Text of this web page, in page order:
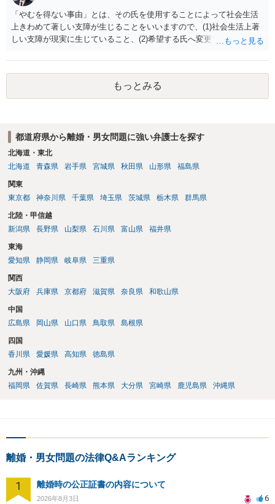
「やむを得ない事由」とは、その氏を使用することによって社会生活
上きわめて著しい支障が生じることをいいますので、(1)社会生活上著
しい支障が現実に生じていること、(2)希望する氏へ変更できればその
できるかどうかがポイントです。 記録中に現れた一切の事情が判断対
象ですので、上記(1)と(2)を説明できる資料は全て（ただし理路整然
に）提出することが必要になります。「フラッシュバック」とのこと
なので、例えば、医学上確立されているPTSDの診断基準に合致した説
護士へ依頼しても苦労することが強く予想されるところです。、もし
本人申立てをお考えであれば、医学知識はもちろん法律知識も要求さ
れますので、性急な申立てをせず、知識と資料をしっかりと揃えて、
もっとみる
都道府県から離婚・男女問題に強い弁護士を探す
北海道・東北
北海道
青森県 岩手県 宮城県 秋田県 山形県 福島県
関東
東京都
神奈川県 千葉県 埼玉県 茨城県 栃木県 群馬県
北陸・甲信越
新潟県
長野県 山梨県 石川県 富山県 福井県
東海
愛知県
静岡県 岐阜県 三重県
関西
大阪府
兵庫県 京都府 滋賀県 奈良県 和歌山県
中国
広島県
岡山県 山口県 鳥取県 島根県
四国
香川県
愛媛県 高知県 徳島県
九州・沖縄
福岡県
佐賀県 長崎県 熊本県 大分県 宮崎県 鹿児島県 沖縄県
離婚・男女問題の法律Q&Aランキング
1 離婚時の公正証書の内容について
2026年8月3日 6